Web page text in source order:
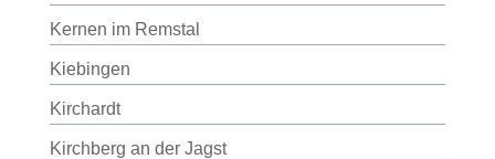
Kernen im Remstal
Kiebingen
Kirchardt
Kirchberg an der Jagst